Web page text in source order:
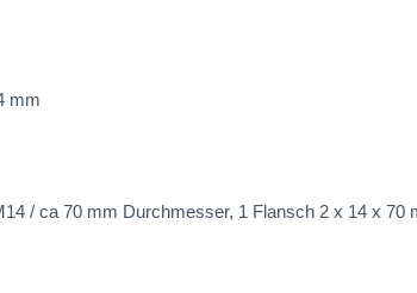
mm
/ ca 70 mm Durchmesser, 1 Flansch 2 x 14 x 70